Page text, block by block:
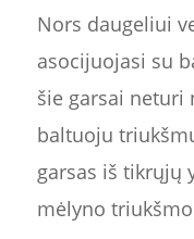
Nors daugeliui
asocijuojasi su
šie garsai neturi
baltuoju
garsas iš tikrųjų
mėlyno